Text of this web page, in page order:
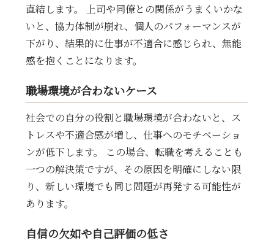
直結します。 上司や同僚との関係がうまくいかな
いと、協力体制が崩れ、個人のパフォーマンスが
下がり、結果的に仕事が不適合に感じられ、無能
感を抱くことになります。
職場環境が合わないケース
社会での自分の役割と職場環境が合わないと、ス
トレスや不適合感が増し、仕事へのモチベーショ
ンが低下します。 この場合、転職を考えることも
一つの解決策ですが、その原因を明確にしない限
り、新しい環境でも同じ問題が再発する可能性が
あります。
自信の欠如や自己評価の低さ